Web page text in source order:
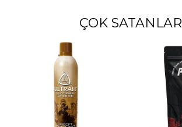
ÇOK SATANLAR